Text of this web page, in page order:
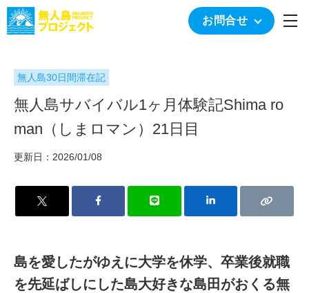
お問合せ
無人島30日間滞在記
無人島サバイバル1ヶ月体験記Shima ro
man（しまロマン）21日目
更新日：2026/01/08
島を愛したがゆえに大学を休学、卒業後就職
を先延ばしにした島大好きな島田がおくる無